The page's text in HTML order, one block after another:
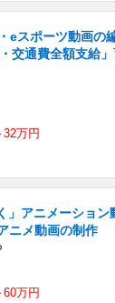
eスポーツ動画の
交通費全額支給
32万円
」アニメーショ
ニメ動画の制作
60万円